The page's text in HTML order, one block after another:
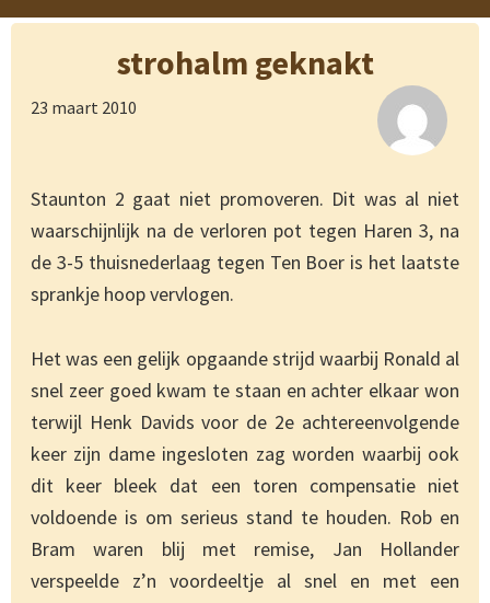
strohalm geknakt
23 maart 2010
Staunton 2 gaat niet promoveren. Dit was al niet
waarschijnlijk na de verloren pot tegen Haren 3, na
de 3-5 thuisnederlaag tegen Ten Boer is het laatste
sprankje hoop vervlogen.
Het was een gelijk opgaande strijd waarbij Ronald al
snel zeer goed kwam te staan en achter elkaar won
terwijl Henk Davids voor de 2e achtereenvolgende
keer zijn dame ingesloten zag worden waarbij ook
dit keer bleek dat een toren compensatie niet
voldoende is om serieus stand te houden. Rob en
Bram waren blij met remise, Jan Hollander
verspeelde z’n voordeeltje al snel en met een